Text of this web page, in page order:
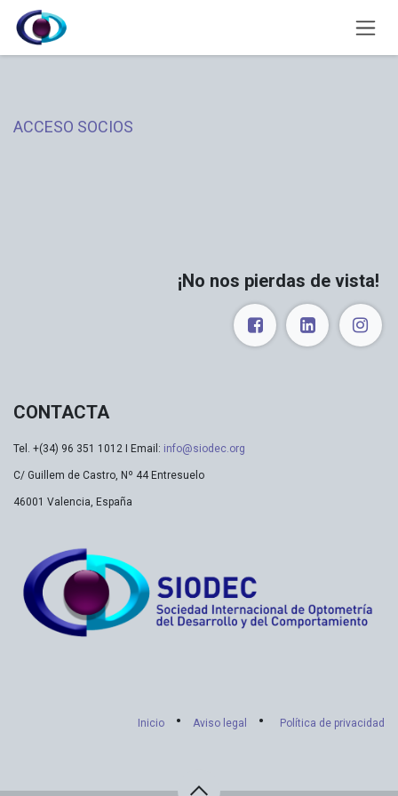
Ir al contenido
ACCESO SOCIOS
¡No nos pierdas de vista!
CONTACTA
Tel. +(34) 96 351 1012 I Email: info@siodec.org
C/ Guillem de Castro, Nº 44 Entresuelo
46001 Valencia, España
Inicio • Aviso legal • Política de privacidad